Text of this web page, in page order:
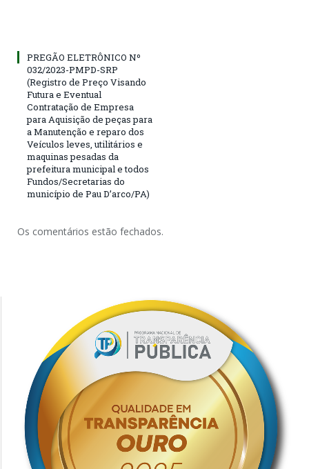
PREGÃO ELETRÔNICO Nº
032/2023-PMPD-SRP
(Registro de Preço Visando
Futura e Eventual
Contratação de Empresa
para Aquisição de peças para
a Manutenção e reparo dos
Veículos leves, utilitários e
maquinas pesadas da
prefeitura municipal e todos
Fundos/Secretarias do
município de Pau D’arco/PA)
Os comentários estão fechados.